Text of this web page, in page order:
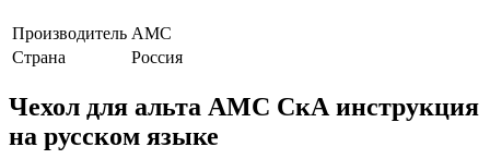
Производитель AMC
Страна
Россия
Чехол для альта AMC СкА инструкция
на русском языке